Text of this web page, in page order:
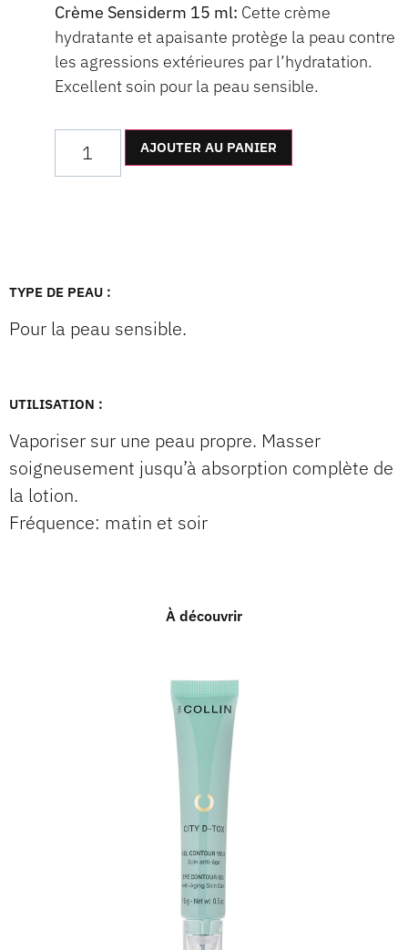
Crème Sensiderm 15 ml: Cette crème
hydratante et apaisante protège la peau contre
les agressions extérieures par l’hydratation.
Excellent soin pour la peau sensible.
AJOUTER AU PANIER
TYPE DE PEAU :
Pour la peau sensible.
UTILISATION :
Vaporiser sur une peau propre. Masser
soigneusement jusqu’à absorption complète de
la lotion.
Fréquence: matin et soir
À découvrir